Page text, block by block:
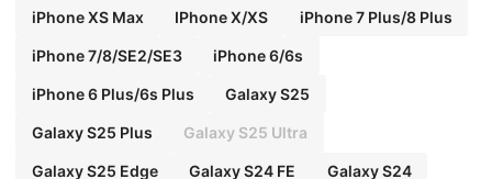
iPhone XS Max IPhone X/XS iPhone 7 Plus/8 Plus
iPhone 7/8/SE2/SE3 iPhone 6/6s
iPhone 6 Plus/6s Plus Galaxy S25
Galaxy S25 Plus Galaxy S25 Ultra
Galaxy S25 Edge Galaxy S24 FE Galaxy S24